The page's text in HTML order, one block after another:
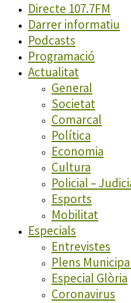
Directe 107.7FM
Darrer informatiu
Podcasts
Programació
Actualitat
General
Societat
Comarcal
Política
Economia
Cultura
Policial –
Esports
Mobilitat
Especials
Entrevistes
Plens
Especial Glòria
Coronavirus